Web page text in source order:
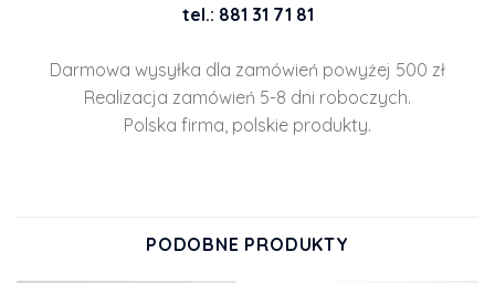
tel.: 881 31 71 81
Darmowa wysyłka dla zamówień powyżej 500 zł
Realizacja zamówień 5-8 dni roboczych.
Polska firma, polskie produkty.
PODOBNE PRODUKTY